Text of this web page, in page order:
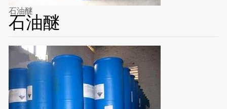
石油醚
石油醚